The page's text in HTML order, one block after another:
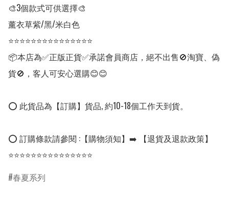
🎨3個款式可供選擇🎨
薰衣草紫/黑/米白色
⭐⭐⭐⭐⭐⭐⭐⭐⭐⭐⭐⭐⭐⭐⭐
📦本店為✅正版正貨✅承諾會員商店，絕不出售🚫淘寶、偽
貨🚫，客人可安心選購😊😊
⭕ 此貨品為【訂購】貨品, 約10-18個工作天到貨。
⭕ 訂購條款請參閱 :【購物須知】➡️ 【退貨及退款政策】
⭐⭐⭐⭐⭐⭐⭐⭐⭐⭐⭐⭐⭐⭐⭐
春夏系列